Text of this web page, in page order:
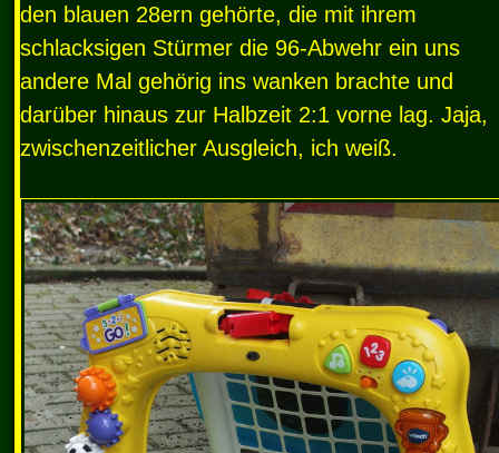
den blauen 28ern gehörte, die mit ihrem
schlacksigen Stürmer die 96-Abwehr ein uns
andere Mal gehörig ins wanken brachte und
darüber hinaus zur Halbzeit 2:1 vorne lag. Jaja,
zwischenzeitlicher Ausgleich, ich weiß.